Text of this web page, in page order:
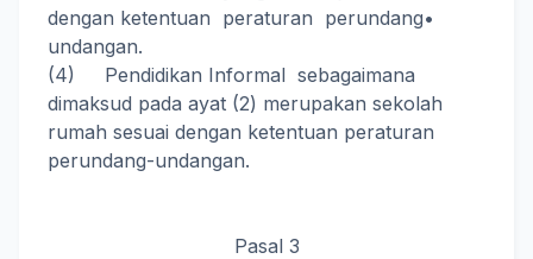
dengan ketentuan peraturan perundang•
undangan.
(4) Pendidikan Informal sebagaimana
dimaksud pada ayat (2) merupakan sekolah
rumah sesuai dengan ketentuan peraturan
perundang-undangan.
Pasal 3